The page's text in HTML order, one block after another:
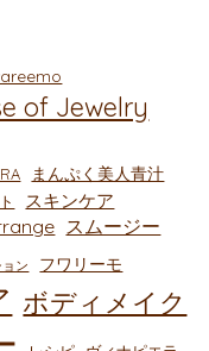
of Jewelry
まんぷく美人青汁
スキンケア
スムージー
ン フワリーモ
ボディメイク